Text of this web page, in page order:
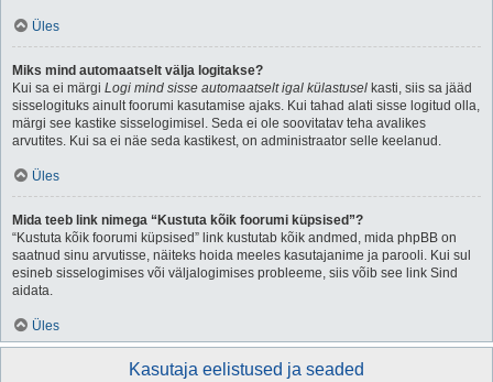
Üles
Miks mind automaatselt välja logitakse?
Kui sa ei märgi Logi mind sisse automaatselt igal külastusel kasti, siis sa jääd
sisselogituks ainult foorumi kasutamise ajaks. Kui tahad alati sisse logitud olla,
märgi see kastike sisselogimisel. Seda ei ole soovitatav teha avalikes
arvutites. Kui sa ei näe seda kastikest, on administraator selle keelanud.
Üles
Mida teeb link nimega “Kustuta kõik foorumi küpsised”?
“Kustuta kõik foorumi küpsised” link kustutab kõik andmed, mida phpBB on
saatnud sinu arvutisse, näiteks hoida meeles kasutajanime ja parooli. Kui sul
esineb sisselogimises või väljalogimises probleeme, siis võib see link Sind
aidata.
Üles
Kasutaja eelistused ja seaded